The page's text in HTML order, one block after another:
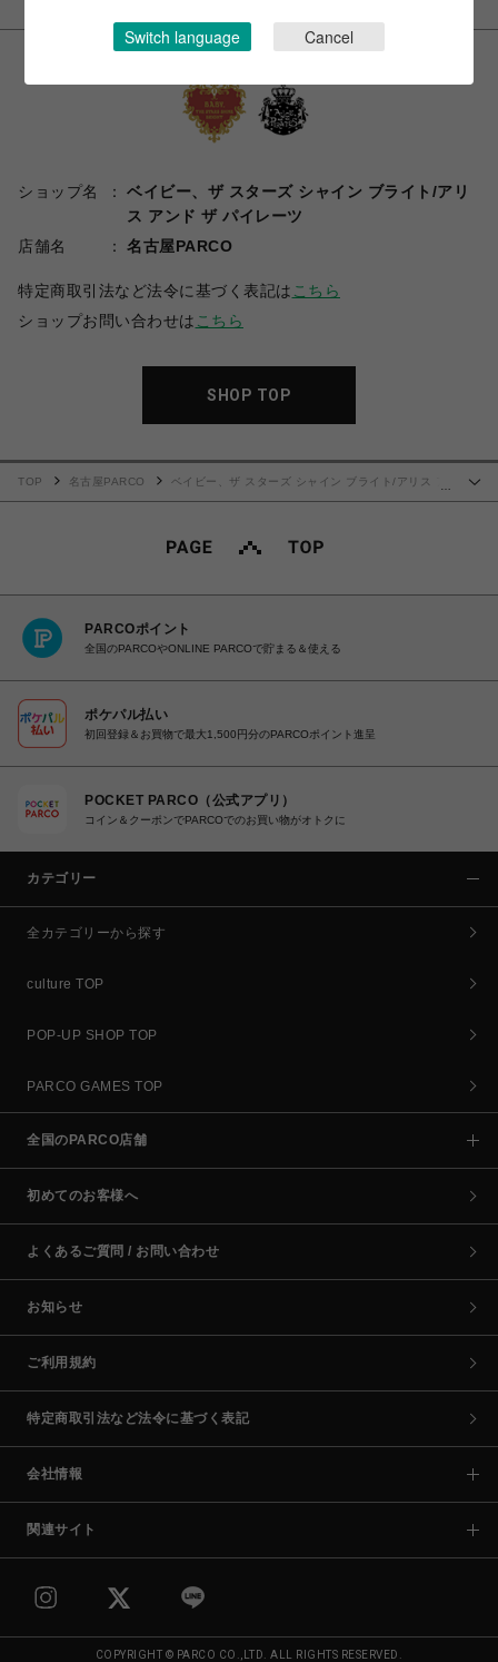
ショップ名
ベイビー、ザ スターズ シャイン ブライト/アリ
ス アンド ザ パイレーツ
店舗名
名古屋PARCO
特定商取引法など法令に基づく表記は こちら
ショップお問い合わせは こちら
SHOP TOP
TOP 名古屋PARCO
ベイビー、ザ スターズ シャイン ブライト/アリス ア
PARCOポイント
全国のPARCOやONLINE PARCOで貯まる＆使える
ポケパル払い
初回登録＆お買物で最大1,500円分のPARCOポイント進呈
POCKET PARCO（公式アプリ）
コイン＆クーポンでPARCOでのお買い物がオトクに
カテゴリー
全カテゴリーから探す
culture TOP
POP-UP SHOP TOP
PARCO GAMES TOP
全国のPARCO店舗
初めてのお客様へ
よくあるご質問 / お問い合わせ
お知らせ
ご利用規約
特定商取引法など法令に基づく表記
会社情報
関連サイト
COPYRIGHT © PARCO CO.,LTD. ALL RIGHTS RESERVED.
Switch language Cancel